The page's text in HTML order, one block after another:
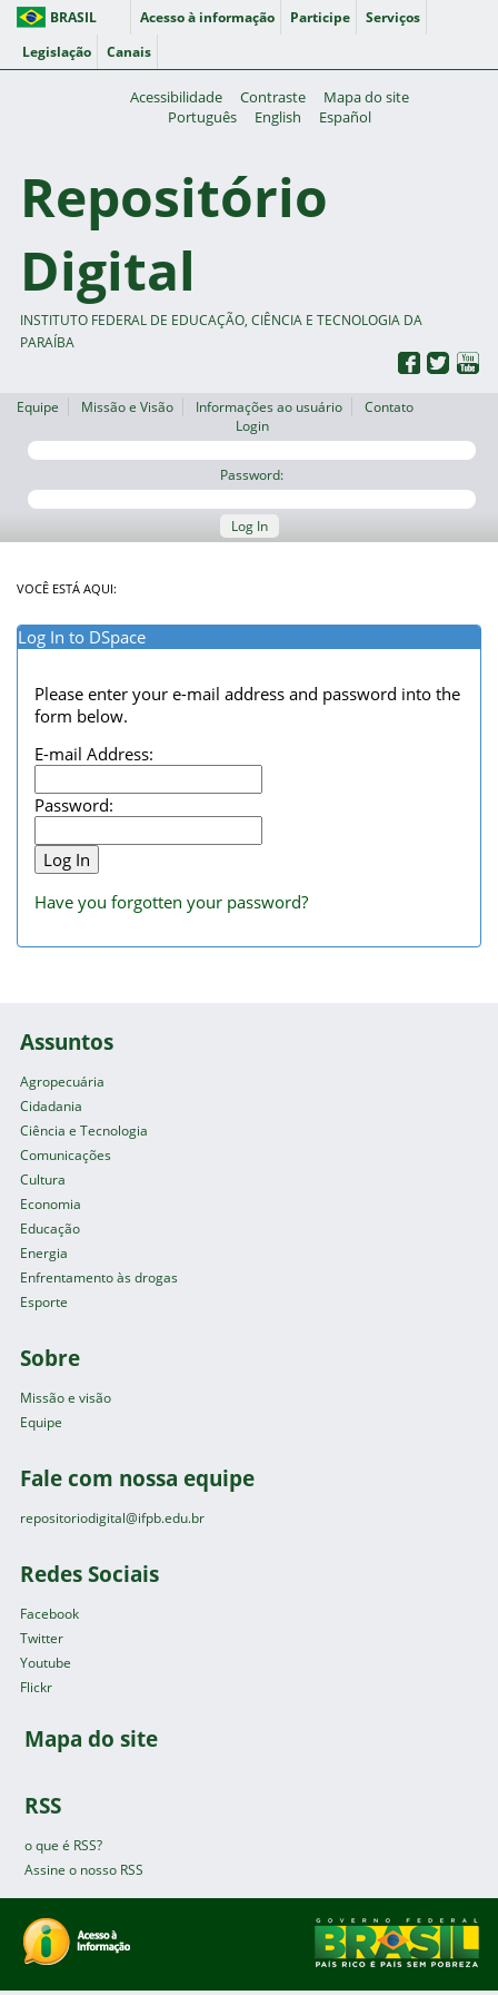
BRASIL Acesso à informação Participe
Serviços
Legislação
Canais
Acessibilidade Contraste
Mapa do site
Português
English Español
Repositório
Digital
INSTITUTO FEDERAL DE EDUCAÇÃO, CIÊNCIA E TECNOLOGIA DA
PARAÍBA
Equipe Missão e Visão Informações ao usuário
Contato
Login
Password:
Log In
VOCÊ ESTÁ AQUI:
Log In to DSpace
Please enter your e-mail address and password into the
form below.
E-mail Address:
Password:
Have you forgotten your password?
Assuntos
Agropecuária
Cidadania
Ciência e Tecnologia
Comunicações
Cultura
Economia
Educação
Energia
Enfrentamento às drogas
Esporte
Sobre
Missão e visão
Equipe
Fale com nossa equipe
repositoriodigital@ifpb.edu.br
Redes Sociais
Facebook
Twitter
Youtube
Flickr
Mapa do site
RSS
o que é RSS?
Assine o nosso RSS